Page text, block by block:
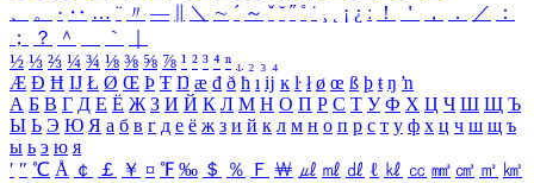
、
。 · ‥ … ¨ 〃 ― ＼ ∼ ´ ～ ˇ ˘ ˝ ˚ ˙ ¸ ¡ ¿ ː ！ ＇ ， ． ／
：
；
？ ＾ ｀
½ ⅓ ⅔ ¼ ¾ ⅛ ⅜ ⅝ ⅞ ¹ ² ³ ⁴ ⁿ ₁ ₂ ₃ ₄
Æ Ð Ħ Ĳ Ł Ø Œ Þ Ŧ Ŋ æ đ ð ħ ı ĳ ĸ ŀ ł ø œ ß þ ŧ ŋ ŉ
А Б В Г Д Е Ё Ж З И Й К Л М Н О П Р С Т У Ф Х Ц Ч Ш Щ Ъ
Ы Ь Э Ю Я а б в г д е ё ж з и й к л м н о п р с т у ф х ц ч ш щ ъ
ы ь э ю я
′ ″ ℃ Å ￠ ￡ ￥ ¤ ℉ ‰ ＄ ％ Ｆ ￦ ㎕ ㎖ ㎗ ℓ ㎘ ㏄ ㎣ ㎤ ㎥ ㎦